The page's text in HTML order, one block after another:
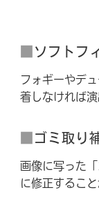
■ソフトフ
フォギーやデ
着しなければ
■ゴミ取り
画像に写った
に修正すること